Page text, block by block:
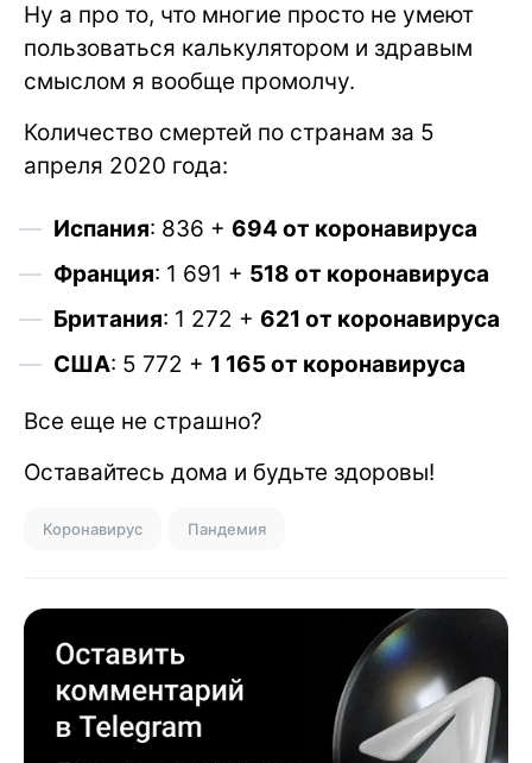
Ну а про то, что многие просто не умеют
пользоваться калькулятором и здравым
смыслом я вообще промолчу.
Количество смертей по странам за 5
апреля 2020 года:
Испания: 836 + 694 от коронавируса
Франция: 1 691 + 518 от коронавируса
Британия: 1 272 + 621 от коронавируса
США: 5 772 + 1 165 от коронавируса
Все еще не страшно?
Оставайтесь дома и будьте здоровы!
Коронавирус Пандемия